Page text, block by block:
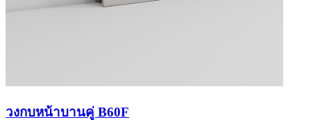
วงกบหน้าบานคู่ B60F